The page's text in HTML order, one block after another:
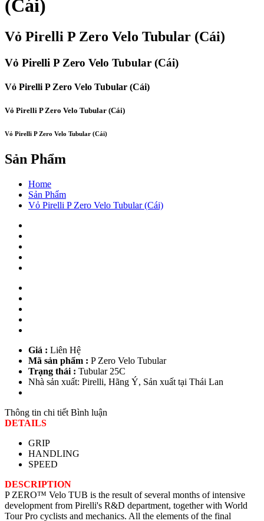
(Cái)
Vỏ Pirelli P Zero Velo Tubular (Cái)
Vỏ Pirelli P Zero Velo Tubular (Cái)
Vỏ Pirelli P Zero Velo Tubular (Cái)
Vỏ Pirelli P Zero Velo Tubular (Cái)
Vỏ Pirelli P Zero Velo Tubular (Cái)
Sản Phẩm
Home
Sản Phẩm
Vỏ Pirelli P Zero Velo Tubular (Cái)
Giá : Liên Hệ
Mã sản phẩm : P Zero Velo Tubular
Trạng thái : Tubular 25C
Nhà sản xuất: Pirelli, Hãng Ý, Sản xuất tại Thái Lan
Thông tin chi tiết Bình luận
DETAILS
GRIP
HANDLING
SPEED
DESCRIPTION
P ZERO™ Velo TUB is the result of several months of intensive
development from Pirelli's R&D department, together with World
Tour Pro cyclists and mechanics. All the elements of the final